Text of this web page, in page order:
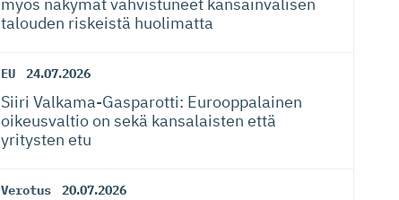
talouden riskeistä huolimatta
EU 24.07.2026
Siiri Valkama-Gas­pa­rotti: Eurooppalainen
oikeusvaltio on sekä kansalaisten että
yritysten etu
Verotus 20.07.2026